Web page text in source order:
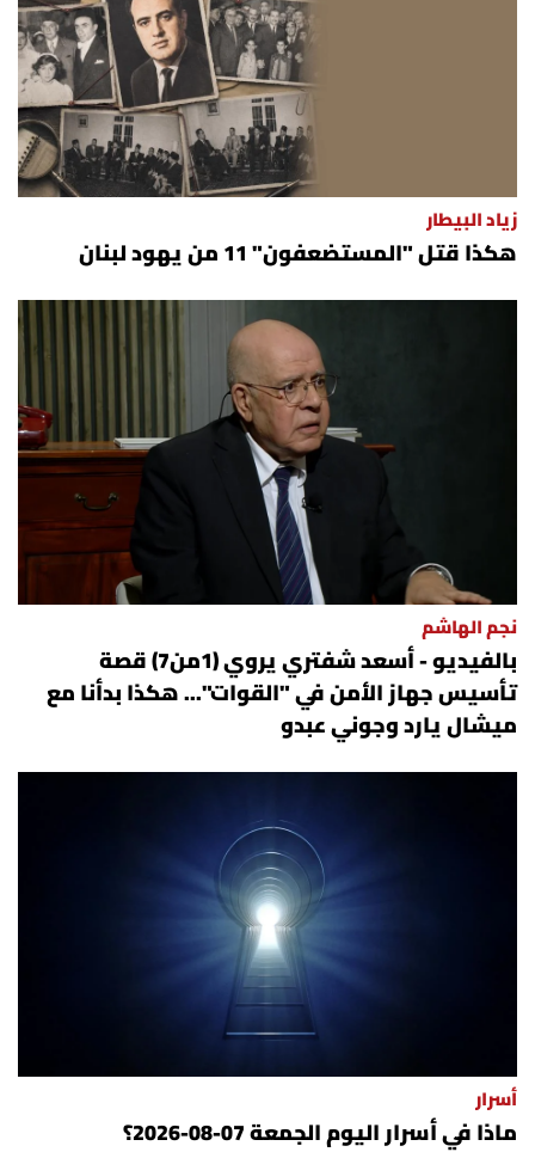
زياد البيطار
هكذا قتل "المستضعفون" 11 من يهود لبنان
نجم الهاشم
بالفيديو - أسعد شفتري يروي (1من7) قصة
تأسيس جهاز الأمن في "القوات"... هكذا بدأنا مع
ميشال يارد وجوني عبدو
أسرار
ماذا في أسرار اليوم الجمعة 07-08-2026؟